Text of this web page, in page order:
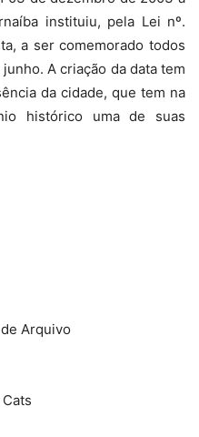
instituiu, pela Lei nº.
a ser comemorado todos
A criação da data tem
da cidade, que tem na
histórico uma de suas
Arquivo